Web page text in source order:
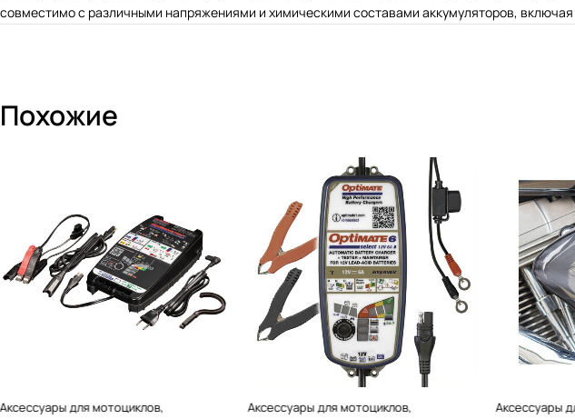
совместимо с различными напряжениями и химическими составами аккумуляторов,
Похожие
Аксессуары для мотоциклов,
Аксессуары для мотоциклов,
Аксессуары